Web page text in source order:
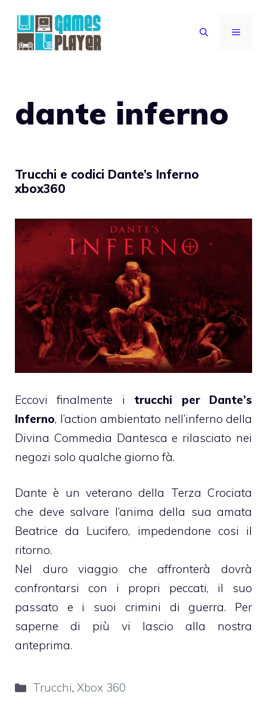
contenuto
MENU
dante inferno
Trucchi e codici Dante’s Inferno
xbox360
Eccovi finalmente i trucchi per Dante’s
Inferno, l’action ambientato nell’inferno della
Divina Commedia Dantesca e rilasciato nei
negozi solo qualche giorno fà.
Dante è un veterano della Terza Crociata
che deve salvare l’anima della sua amata
Beatrice da Lucifero, impedendone cosi il
ritorno.
Nel duro viaggio che affronterà dovrà
confrontarsi con i propri peccati, il suo
passato e i suoi crimini di guerra. Per
saperne di più vi lascio alla nostra
anteprima.
Categorie
Trucchi,Xbox 360